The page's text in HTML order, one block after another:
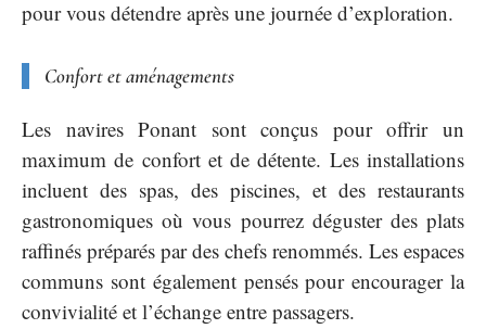
pour vous détendre après une journée d’exploration.
Confort et aménagements
Les navires Ponant sont conçus pour offrir un
maximum de confort et de détente. Les installations
incluent des spas, des piscines, et des restaurants
gastronomiques où vous pourrez déguster des plats
raffinés préparés par des chefs renommés. Les espaces
communs sont également pensés pour encourager la
convivialité et l’échange entre passagers.